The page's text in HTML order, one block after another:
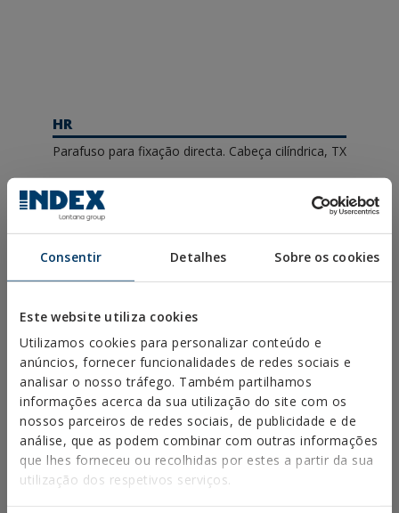
Consentir Detalhes Sobre os cookies
Este website utiliza cookies
Utilizamos cookies para personalizar conteúdo e
anúncios, fornecer funcionalidades de redes sociais e
analisar o nosso tráfego. Também partilhamos
informações acerca da sua utilização do site com os
nossos parceiros de redes sociais, de publicidade e de
análise, que as podem combinar com outras informações
que lhes forneceu ou recolhidas por estes a partir da sua
utilização dos respetivos serviços.
HR
Parafuso para fixação directa. Cabeça cilíndrica, TX
Solicitar mais informações